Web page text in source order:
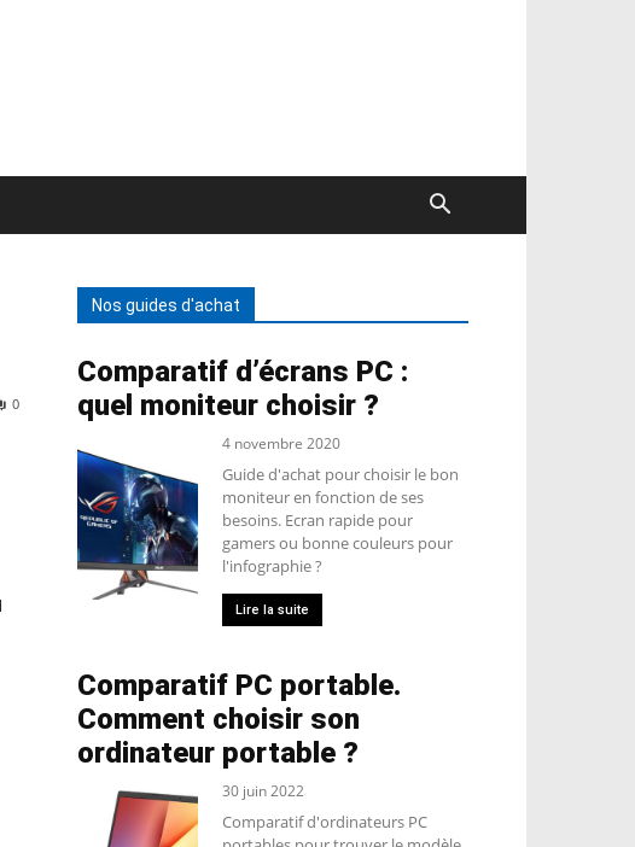
0
Nos guides d'achat
Comparatif d’écrans PC :
quel moniteur choisir ?
4 novembre 2020
Guide d'achat pour choisir le bon
moniteur en fonction de ses
besoins. Ecran rapide pour
gamers ou bonne couleurs pour
l'infographie ?
Lire la suite
Comparatif PC portable.
Comment choisir son
ordinateur portable ?
30 juin 2022
Comparatif d'ordinateurs PC